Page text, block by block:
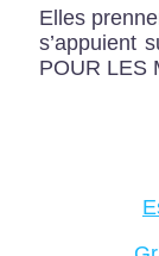
Elles
s’appuient
POUR LES